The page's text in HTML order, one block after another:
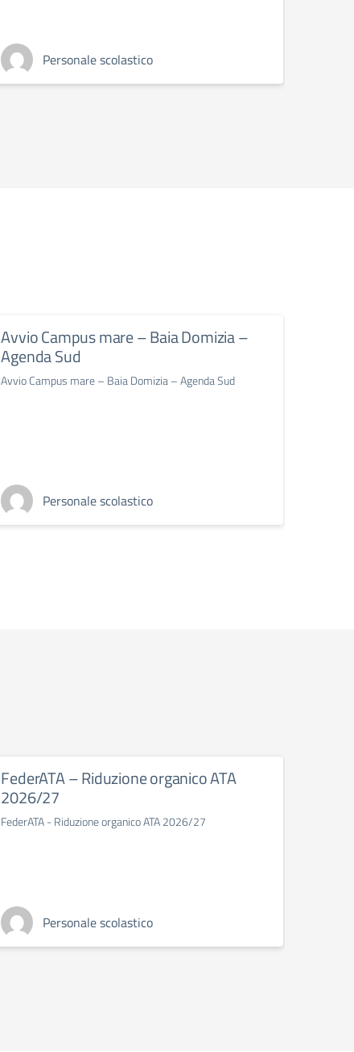
Personale scolastico
Avvio Campus mare – Baia Domizia –
Agenda Sud
Avvio Campus mare – Baia Domizia – Agenda Sud
Personale scolastico
FederATA – Riduzione organico ATA
2026/27
FederATA - Riduzione organico ATA 2026/27
Personale scolastico